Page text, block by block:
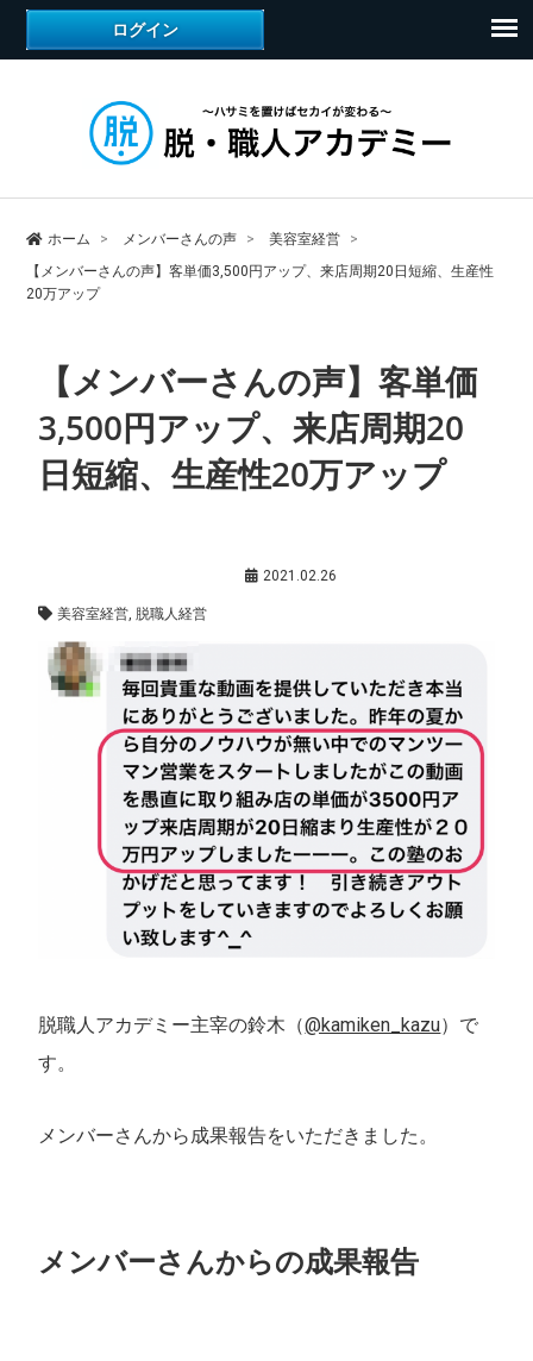
ホーム メンバーさんの声
美容室経営
【メンバーさんの声】客単価3,500円アップ、来店周期20日短縮、生産性
20万アップ
【メンバーさんの声】客単価
3,500円アップ、来店周期20
日短縮、生産性20万アップ
2021.02.26
美容室経営 脱職人経営
脱職人アカデミー主宰の鈴木（@kamiken_kazu）で
す。
メンバーさんから成果報告をいただきました。
メンバーさんからの成果報告